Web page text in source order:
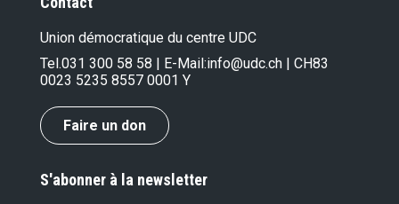
Union démocratique du centre UDC
Tel.031 300 58 58 | E-Mail:info@udc.ch | CH83
0023 5235 8557 0001 Y
Faire un don
S'abonner à la newsletter